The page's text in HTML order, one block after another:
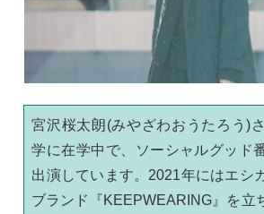
宮沢桜太朗(みやざわおうたろう)
学に在学中で、ソーシャルグッド
出演しています。2021年にはエシ
ブランド『KEEPWEARING』を立